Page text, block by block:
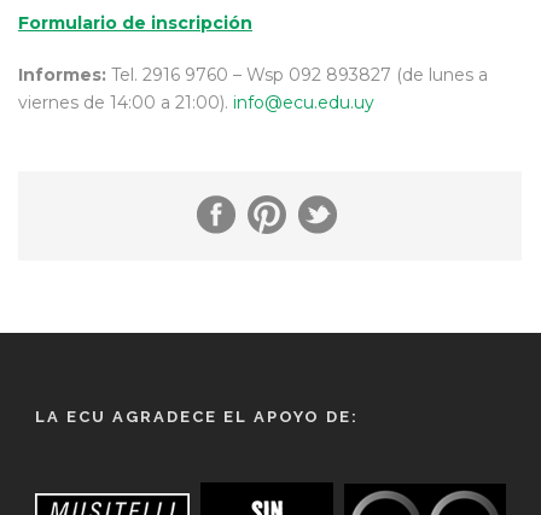
Formulario de inscripción
Informes: Tel. 2916 9760 – Wsp 092 893827 (de lunes a
viernes de 14:00 a 21:00). info@ecu.edu.uy
LA ECU AGRADECE EL APOYO DE: